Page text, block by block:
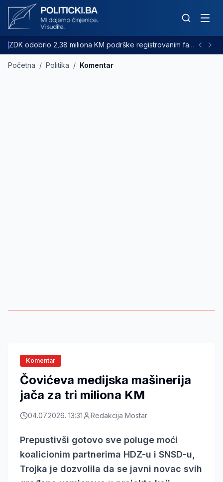
ZDK odobrio 2,38 miliona KM podrške registrovanim farmama goveda
Početna / Politika / Komentar
Komentar
Čovićeva medijska mašinerija
jača za tri miliona KM
04.07.2026. 13:31 Redakcija Mostar
Prepustivši gotovo sve poluge moći
koalicionim partnerima HDZ-u i SNSD-u,
Trojka je dozvolila da se javni novac svih